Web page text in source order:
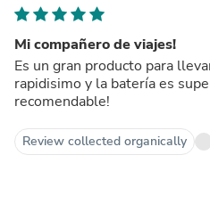
Mi compañero de viajes!
Es un gran producto para
rapidisimo y la batería es
recomendable!
Review collected organically